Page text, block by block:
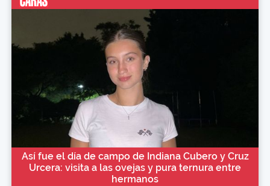
Así fue el día de campo de Indiana Cubero y Cruz
Urcera: visita a las ovejas y pura ternura entre
hermanos